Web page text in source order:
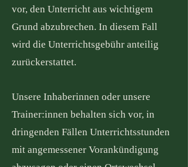
vor, den Unterricht aus wichtigem
Grund abzubrechen. In diesem Fall
wird die Unterrichtsgebühr anteilig
zurückerstattet.
Unsere Inhaberinnen oder unsere
Trainer:innen behalten sich vor, in
dringenden Fällen Unterrichtsstunden
mit angemessener Vorankündigung